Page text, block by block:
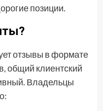
позиции.
отзывы в формате
общий клиентский
Владельцы